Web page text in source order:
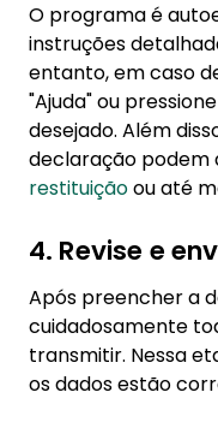
O programa é
instruções
entanto, em caso
"Ajuda" ou
desejado. Além
declaração podem
restituiçãoou até
4. Revise e
Após preencher a
cuidadosamente
transmitir. Nessa
os dados estão